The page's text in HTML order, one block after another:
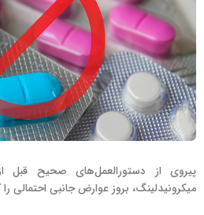
پیروی از دستورالعمل‌های صحیح قبل
میکرونیدلینگ، بروز عوارض جانبی